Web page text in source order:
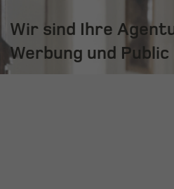
Wir sind Ihre
Werbung und